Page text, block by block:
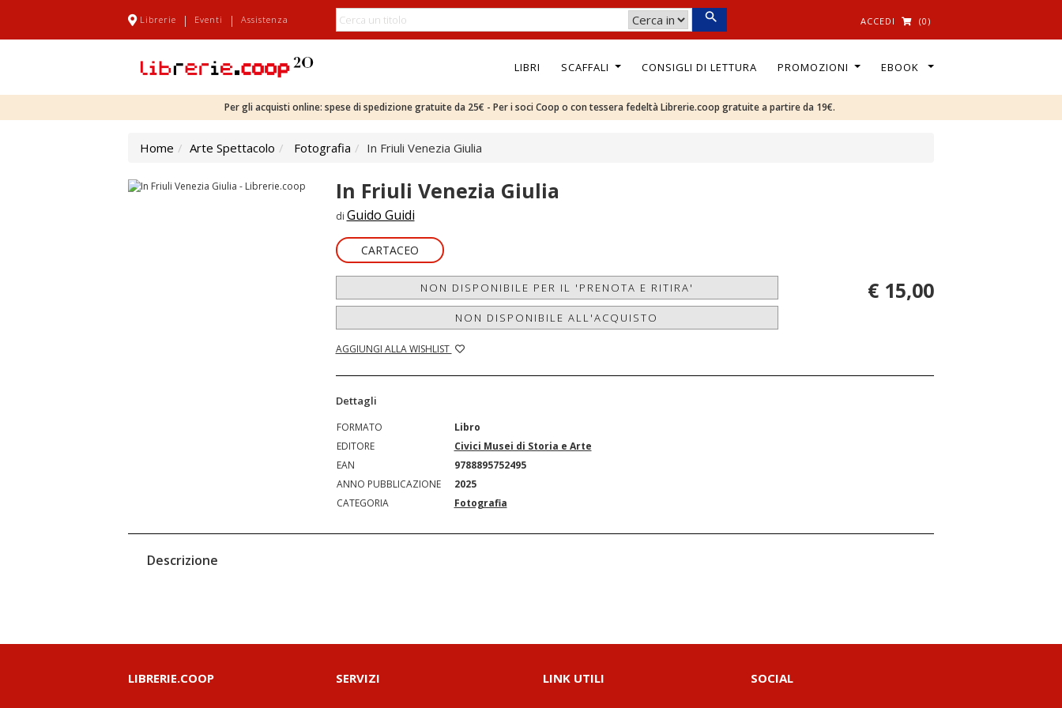
Librerie | Eventi | Assistenza ACCEDI (0)
LIBRI SCAFFALI CONSIGLI DI LETTURA PROMOZIONI EBOOK
Per gli acquisti online: spese di spedizione gratuite da 25€ - Per i soci Coop o con tessera fedeltà Librerie.coop gratuite a partire da 19€.
Home Arte Spettacolo Fotografia In Friuli Venezia Giulia
In Friuli Venezia Giulia
di Guido Guidi
CARTACEO
NON DISPONIBILE PER IL 'PRENOTA E RITIRA'
NON DISPONIBILE ALL'ACQUISTO
AGGIUNGI ALLA WISHLIST
€ 15,00
Dettagli
FORMATO
Libro
EDITORE
Civici Musei di Storia e Arte
EAN
9788895752495
ANNO PUBBLICAZIONE
2025
CATEGORIA
Fotografia
Descrizione
LIBRERIE.COOP SERVIZI LINK UTILI SOCIAL